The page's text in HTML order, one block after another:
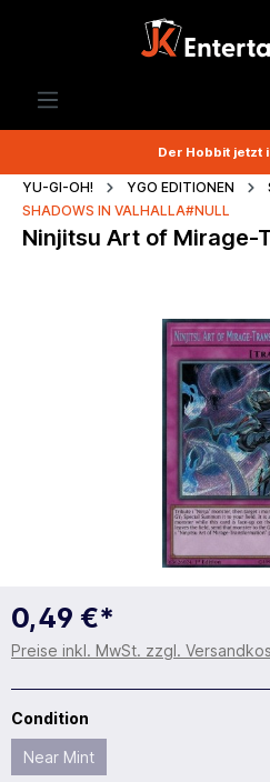
Der Hobbit jetzt
YU-GI-OH! YGO EDITIONEN
SHADOWS IN VALHALLA#NULL
Ninjitsu Art of Mirage-
0,49 €*
Preise inkl. MwSt. zzgl.
Condition
Near Mint